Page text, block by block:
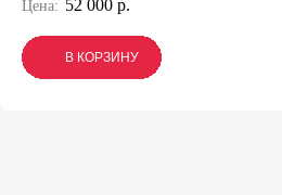
Цена: 52 000 р.
В КОРЗИНУ
В КОРЗИНУ
В КОРЗИНУ